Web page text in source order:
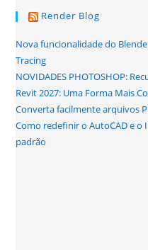
Render Blog
Nova funcionalidade do
Tracing
NOVIDADES PHOTOSHOP:
Revit 2027: Uma Forma Mais
Converta facilmente arquivos
Como redefinir o AutoCAD e
padrão